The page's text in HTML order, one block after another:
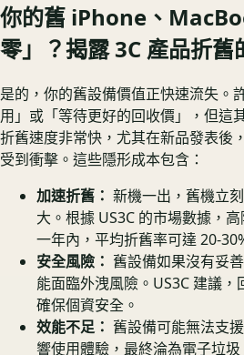
你的舊 iPhone、
零」？揭露 3C 產品折舊
是的，你的舊設備價值正快速流失。
用」或「等待更好的回收價」，但這
折舊速度非常快，尤其在新品發表後
受到衝擊。這些隱形成本包含：
加速折舊： 新機一出，舊機立
大。根據 US3C 的市場數據，
一年內，平均折舊率可達 20-
安全風險： 舊設備如果沒有妥
能面臨外洩風險。US3C 建議，
確保個資安全。
效能不足： 舊設備可能無法支
響使用體驗，最終淪為電子垃圾